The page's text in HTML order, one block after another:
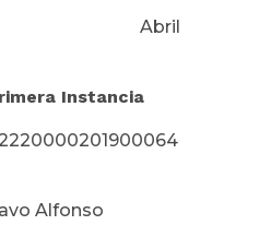
Instancia
Alfonso